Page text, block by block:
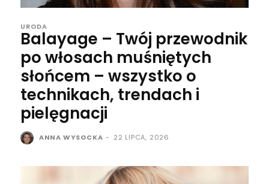
URODA
Balayage – Twój przewodnik
po włosach muśniętych
słońcem – wszystko o
technikach, trendach i
pielęgnacji
ANNA WYSOCKA - 22 LIPCA, 2026